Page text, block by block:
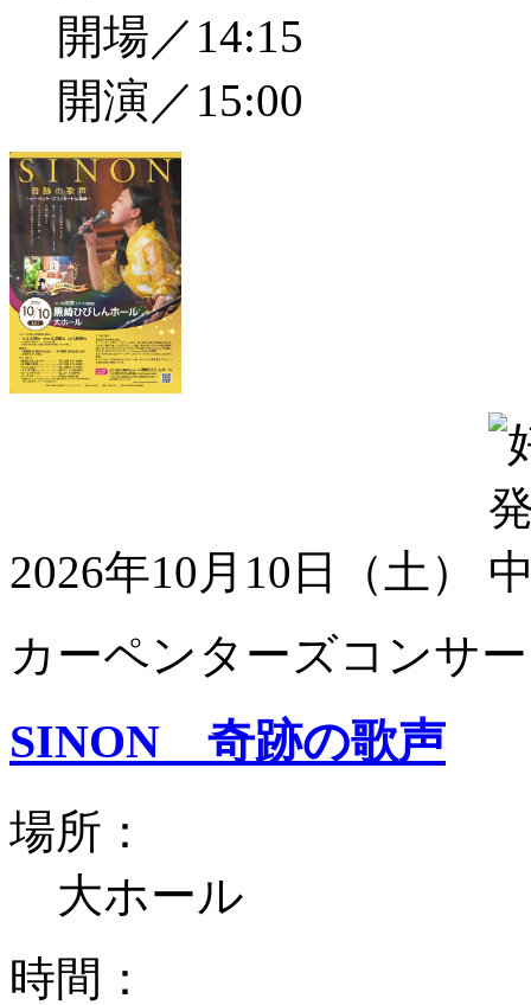
開場／14:15
開演／15:00
2026年10月10日（土）
カーペンターズコンサ
SINON 奇跡の歌声
場所：
大ホール
時間：